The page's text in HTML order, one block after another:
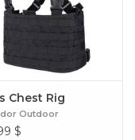
Chest Rig
Outdoor
$